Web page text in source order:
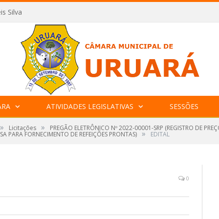
Silva
ATIVIDADES LEGISLATIVAS SESSÕES
» Licitações » PREGÃO ELETRÔNICO Nº 2022-00001-SRP (REGISTRO DE
PARA FORNECIMENTO DE REFEIÇÕES PRONTAS) » EDITAL
0